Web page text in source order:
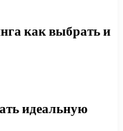
как выбрать и
идеальную